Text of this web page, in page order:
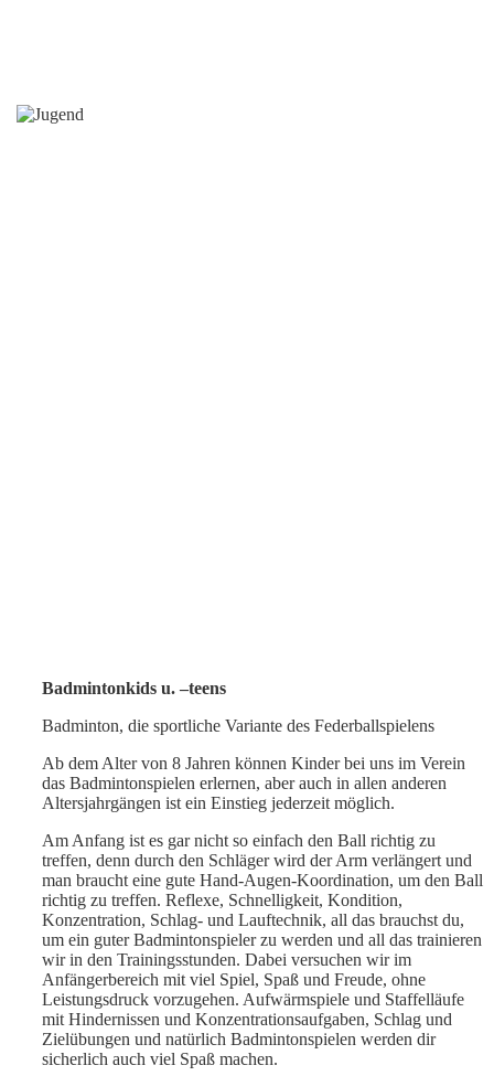
Badmintonkids u. –teens
Badminton, die sportliche Variante des Federballspielens
Ab dem Alter von 8 Jahren können Kinder bei uns im Verein
das Badmintonspielen erlernen, aber auch in allen anderen
Altersjahrgängen ist ein Einstieg jederzeit möglich.
Am Anfang ist es gar nicht so einfach den Ball richtig zu
treffen, denn durch den Schläger wird der Arm verlängert und
man braucht eine gute Hand-Augen-Koordination, um den Ball
richtig zu treffen. Reflexe, Schnelligkeit, Kondition,
Konzentration, Schlag- und Lauftechnik, all das brauchst du,
um ein guter Badmintonspieler zu werden und all das trainieren
wir in den Trainingsstunden. Dabei versuchen wir im
Anfängerbereich mit viel Spiel, Spaß und Freude, ohne
Leistungsdruck vorzugehen. Aufwärmspiele und Staffelläufe
mit Hindernissen und Konzentrationsaufgaben, Schlag und
Zielübungen und natürlich Badmintonspielen werden dir
sicherlich auch viel Spaß machen.